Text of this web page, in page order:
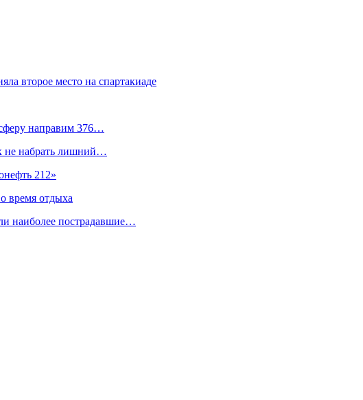
второе место на спартакиаде
направим 376…
не набрать лишний…
212»
время отдыха
наиболее пострадавшие…